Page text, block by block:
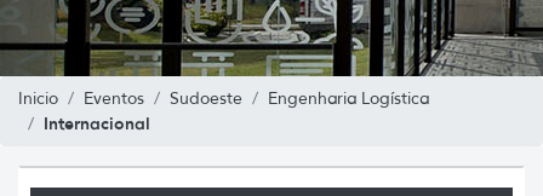
Inicio Eventos Sudoeste Engenharia Logística
Internacional